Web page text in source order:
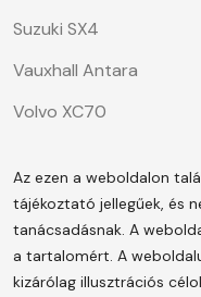
Suzuki SX4
Vauxhall Antara
Volvo XC70
Az ezen a weboldalon
tájékoztató jellegűek, és
tanácsadásnak. A
a tartalomért. A
kizárólag illusztrációs